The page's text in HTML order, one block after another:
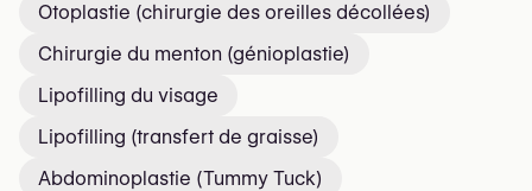
Otoplastie (chirurgie des oreilles décollées)
Chirurgie du menton (génioplastie)
Lipofilling du visage
Lipofilling (transfert de graisse)
Abdominoplastie (Tummy Tuck)